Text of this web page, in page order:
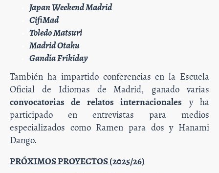
Japan Weekend Madrid
CifiMad
Toledo Matsuri
Madrid Otaku
Gandía Frikiday
También ha impartido conferencias en la Escuela
Oficial de Idiomas de Madrid, ganado varias
convocatorias de relatos internacionales y ha
participado en entrevistas para medios
especializados como Ramen para dos y Hanami
Dango.
PRÓXIMOS PROYECTOS (2025/26)